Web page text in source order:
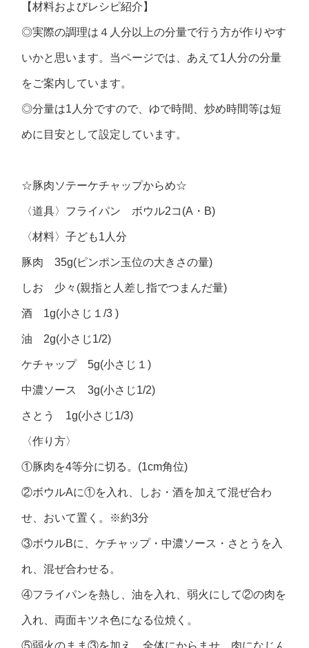
【材料およびレシピ紹介】
◎実際の調理は４人分以上の分量で行う方が作りやす
いかと思います。当ページでは、あえて1人分の分量
をご案内しています。
◎分量は1人分ですので、ゆで時間、炒め時間等は短
めに目安として設定しています。
☆豚肉ソテーケチャップからめ☆
〈道具〉フライパン ボウル2コ(A・B)
〈材料〉子ども1人分
豚肉 35g(ピンポン玉位の大きさの量)
しお 少々(親指と人差し指でつまんだ量)
酒 1g(小さじ１/3 )
油 2g(小さじ1/2)
ケチャップ 5g(小さじ１)
中濃ソース 3g(小さじ1/2)
さとう 1g(小さじ1/3)
〈作り方〉
①豚肉を4等分に切る。(1cm角位)
②ボウルAに①を入れ、しお・酒を加えて混ぜ合わ
せ、おいて置く。※約3分
③ボウルBに、ケチャップ・中濃ソース・さとうを入
れ、混ぜ合わせる。
④フライパンを熱し、油を入れ、弱火にして②の肉を
入れ、両面キツネ色になる位焼く。
⑤弱火のまま③を加え、全体にからませ、肉になじん